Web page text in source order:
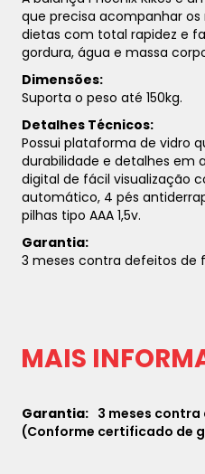
que precisa acompanhar os
dietas com total rapidez e
gordura, água e massa
Dimensões:
Suporta o peso até 150kg.
Detalhes Técnicos:
Possui plataforma de vidro
durabilidade e detalhes em
digital de fácil visualização
automático, 4 pés
pilhas tipo AAA 1,5v.
Garantia:
3 meses contra defeitos de
MAIS
3 meses
(Conforme certificado de